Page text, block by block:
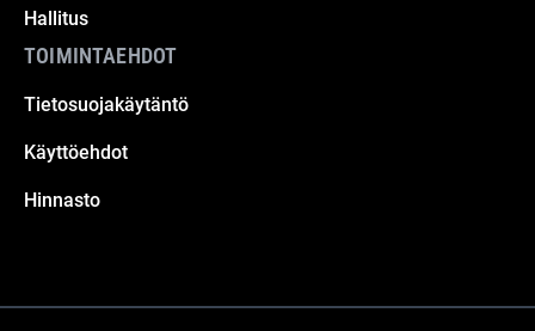
Hallitus
TOIMINTAEHDOT
Tietosuojakäytäntö
Käyttöehdot
Hinnasto